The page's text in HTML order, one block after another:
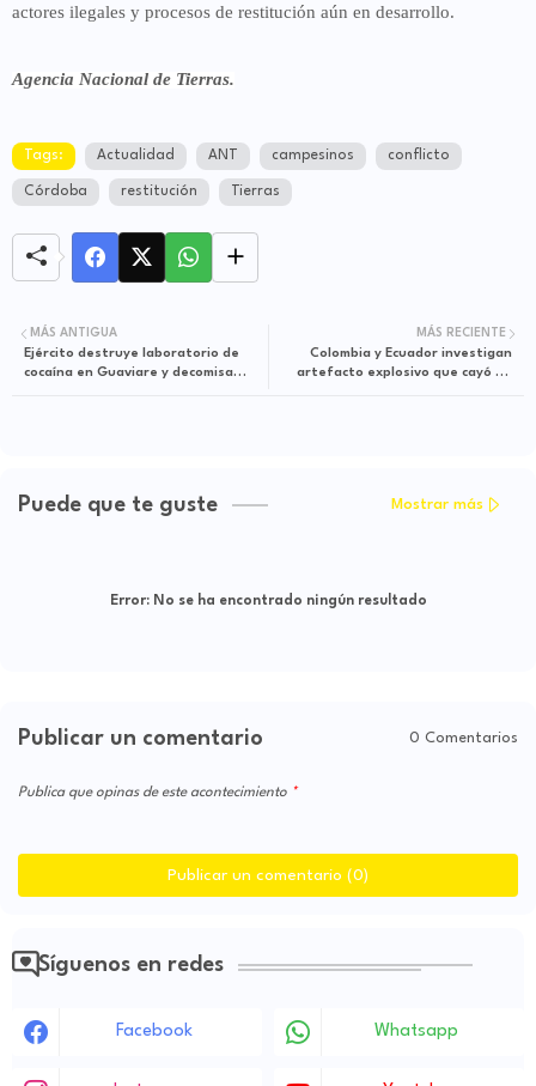
actores ilegales y procesos de restitución aún en desarrollo.
Agencia Nacional de Tierras.
Tags: Actualidad ANT campesinos conflicto
Córdoba restitución Tierras
MÁS RECIENTE
Colombia y Ecuador investigan
artefacto explosivo que cayó en
MÁS ANTIGUA
Ejército destruye laboratorio de
cocaína en Guaviare y decomisa
Puede que te guste Mostrar más
Error:No se ha encontrado ningún resultado
Publicar un comentario 0 Comentarios
Publica que opinas de este acontecimiento
Publicar un comentario (0)
Síguenos en redes
Facebook Whatsapp